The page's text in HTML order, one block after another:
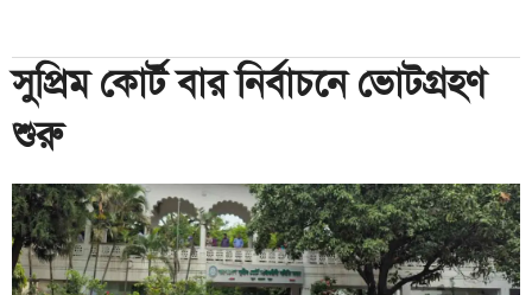
সুপ্রিম কোর্ট বার নির্বাচনে ভোটগ্রহণ
শুরু